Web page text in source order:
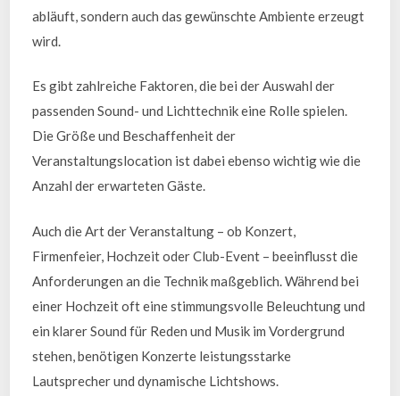
abläuft, sondern auch das gewünschte Ambiente erzeugt
wird.
Es gibt zahlreiche Faktoren, die bei der Auswahl der
passenden Sound- und Lichttechnik eine Rolle spielen.
Die Größe und Beschaffenheit der
Veranstaltungslocation ist dabei ebenso wichtig wie die
Anzahl der erwarteten Gäste.
Auch die Art der Veranstaltung – ob Konzert,
Firmenfeier, Hochzeit oder Club-Event – beeinflusst die
Anforderungen an die Technik maßgeblich. Während bei
einer Hochzeit oft eine stimmungsvolle Beleuchtung und
ein klarer Sound für Reden und Musik im Vordergrund
stehen, benötigen Konzerte leistungsstarke
Lautsprecher und dynamische Lichtshows.